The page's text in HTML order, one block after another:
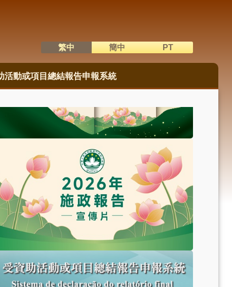
語系切換
繁中 簡中 PT
活動或項目總結報告申報系統